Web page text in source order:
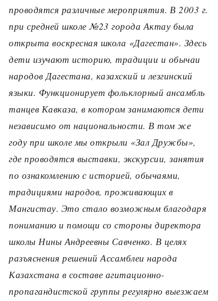
проводятся различные мероприятия. В 2003 г.
при средней школе №23 города Актау была
открыта воскресная школа «Дагестан». Здесь
дети изучают историю, традиции и обычаи
народов Дагестана, казахский и лезгинский
языки. Функционирует фольклорный ансамбль
танцев Кавказа, в котором занимаются дети
независимо от национальности. В том же
году при школе мы открыли «Зал Дружбы»,
где проводятся выставки, экскурсии, занятия
по ознакомлению с историей, обычаями,
традициями народов, проживающих в
Мангистау. Это стало возможным благодаря
пониманию и помощи со стороны директора
школы Нины Андреевны Савченко. В целях
разъяснения решений Ассамблеи народа
Казахстана в составе агитационно-
пропагандистской группы регулярно выезжаем